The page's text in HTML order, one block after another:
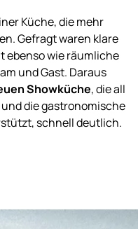
Küche, die mehr
Gefragt waren klare
ebenso wie räumliche
und Gast. Daraus
Showküche, die all
die gastronomische
schnell deutlich.